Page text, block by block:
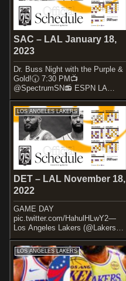
SAC – LAL January 18,
2023
Dr. Buss Night with the Purple &
Gold!🕢 7:30 PM📺
@SpectrumSN📻 ESPN LA
710/KWKW (S)@SociosUSA x
#LakeShow— Los Angeles La...
LOS ANGELES LAKERS
DET – LAL November 18,
2022
GAME DAY
pic.twitter.com/HahulHLwY2—
Los Angeles Lakers (@Lakers)
November 18, 2022快勝したネッ
ツ戦から中4日と休息十分でイー
スト最下位のピストンズ戦に臨
むレ...
LOS ANGELES LAKERS